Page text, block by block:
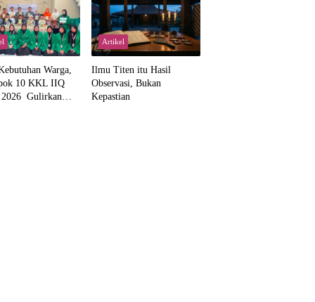
Abdillah
Warga,
10 KKL IIQ
2026 Gulirkan
Artikel
Ilmu Titen itu Hasil
Observasi, Bukan
Kepastian